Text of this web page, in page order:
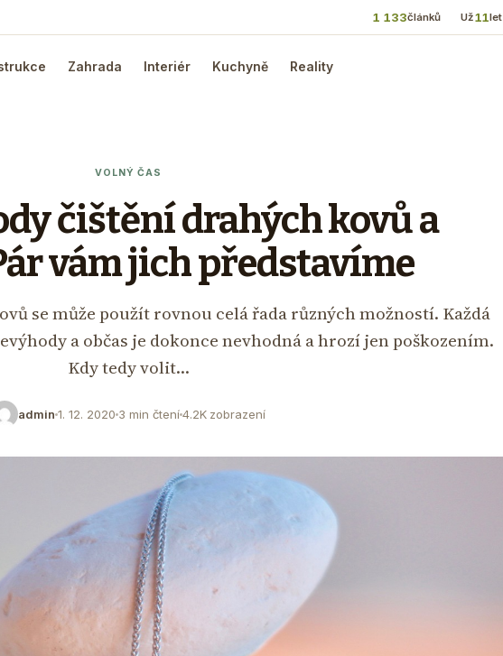
1 133článků Už11let
Zahrada Interiér Kuchyně Reality
VOLNÝ ČAS
čištění drahých kovů a
vám jich představíme
se může použít rovnou celá řada různých možností. Každá
a občas je dokonce nevhodná a hrozí jen poškozením.
Kdy tedy volit…
admin 1. 12. 2020 3 min čtení4.2K zobrazení